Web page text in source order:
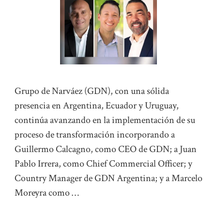
Grupo de Narváez (GDN), con una sólida
presencia en Argentina, Ecuador y Uruguay,
continúa avanzando en la implementación de su
proceso de transformación incorporando a
Guillermo Calcagno, como CEO de GDN; a Juan
Pablo Irrera, como Chief Commercial Officer; y
Country Manager de GDN Argentina; y a Marcelo
Moreyra como …